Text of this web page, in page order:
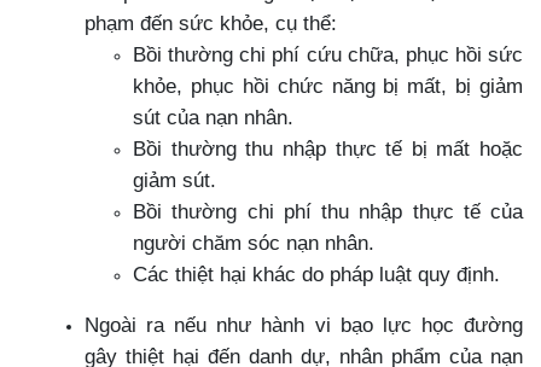
phạm đến sức khỏe, cụ thể:
Bồi thường chi phí cứu chữa, phục hồi sức
khỏe, phục hồi chức năng bị mất, bị giảm
sút của nạn nhân.
Bồi thường thu nhập thực tế bị mất hoặc
giảm sút.
Bồi thường chi phí thu nhập thực tế của
người chăm sóc nạn nhân.
Các thiệt hại khác do pháp luật quy định.
Ngoài ra nếu như hành vi bạo lực học đường
gây thiệt hại đến danh dự, nhân phẩm của nạn